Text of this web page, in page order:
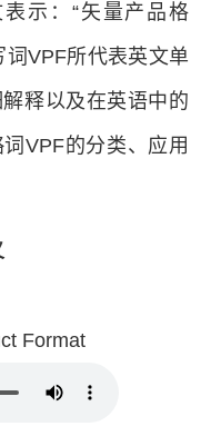
示：“矢量产品格
词VPF所代表英文单
释以及在英语中的
VPF的分类、应用
Format